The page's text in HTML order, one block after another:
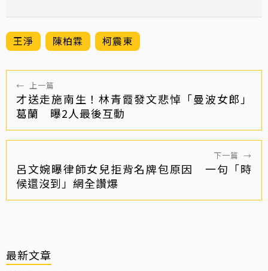
王淨 陳柏霖 柯震東
← 上一篇
才送走施南生！林青霞發文悲悼「曼波女郎」
葛蘭 曝2人最後互動
下一篇 →
呂文婉曝律師女兒拒背名牌包原因 一句「時
候還沒到」網全讚爆
最新文章